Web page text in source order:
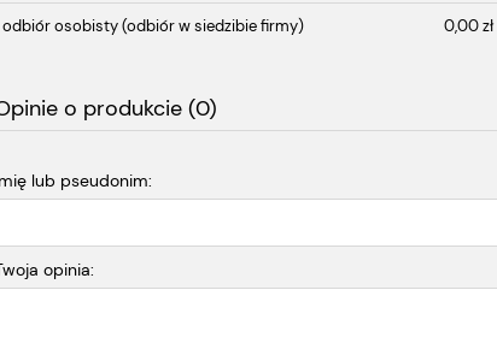
odbiór osobisty(odbiór w siedzibie firmy) 0,00 zł
o produkcie (0)
lub pseudonim:
opinia: